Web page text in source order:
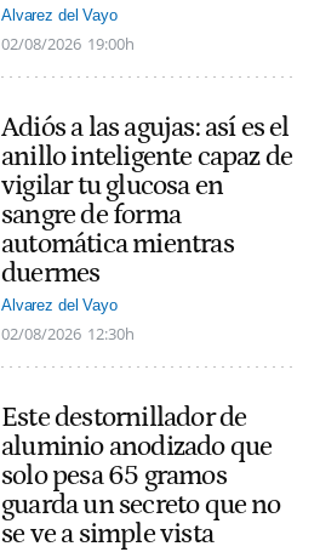
Alvarez del Vayo
02/08/2026 19:00h
Adiós a las agujas: así es el
anillo inteligente capaz de
vigilar tu glucosa en
sangre de forma
automática mientras
duermes
Alvarez del Vayo
02/08/2026 12:30h
Este destornillador de
aluminio anodizado que
solo pesa 65 gramos
guarda un secreto que no
se ve a simple vista